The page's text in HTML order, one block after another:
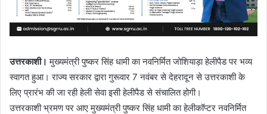
उत्तरकाशी।मुख्यमंत्री पुष्कर सिंह धामी का नवनिर्मित जोशियाड़ा हेलीपैड पर भव्य
स्वागत हुआ। राज्य सरकार द्वारा गुरूवार 7 नवंबर से देहरादून से उत्तरकाशी के
लिए प्रारंभ की जा रही हेली सेवा इसी हेलीपैड से संचालित होगी।
उत्तरकाशी भ्रमण पर आए मुख्यमंत्री पुष्कर सिंह धामी का हेलीकॉप्टर नवनिर्मित